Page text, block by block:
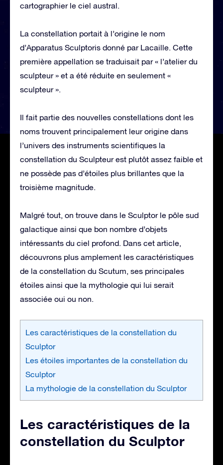
cartographier le ciel austral.
La constellation portait à l’origine le nom
d’Apparatus Sculptoris donné par Lacaille. Cette
première appellation se traduisait par « l’atelier du
sculpteur » et a été réduite en seulement «
sculpteur ».
Il fait partie des nouvelles constellations dont les
noms trouvent principalement leur origine dans
l’univers des instruments scientifiques la
constellation du Sculpteur est plutôt assez faible et
ne possède pas d’étoiles plus brillantes que la
troisième magnitude.
Malgré tout, on trouve dans le Sculptor le pôle sud
galactique ainsi que bon nombre d’objets
intéressants du ciel profond. Dans cet article,
découvrons plus amplement les caractéristiques
de la constellation du Scutum, ses principales
étoiles ainsi que la mythologie qui lui serait
associée oui ou non.
Les caractéristiques de la constellation du
Sculptor
Les étoiles importantes de la constellation du
Sculptor
La mythologie de la constellation du Sculptor
Les caractéristiques de la
constellation du Sculptor